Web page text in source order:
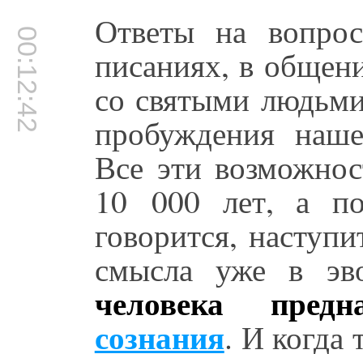
00:12:42 Ответы на
писаниях, в
со святыми
пробуждения
Все эти
10 000 лет, а
говорится,
смысла уже в
человека
сознания. И когда